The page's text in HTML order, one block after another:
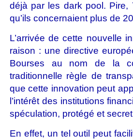
déjà par les dark pool. Pire,
qu’ils concernaient plus de
L’arrivée de cette nouvelle
raison : une directive
Bourses au nom de la
traditionnelle règle de
que cette innovation peut
l’intérêt des institutions
spéculation, protégé et
En effet, un tel outil peut